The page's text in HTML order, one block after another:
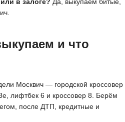
и что
Москвич — городской кроссовер
лифтбек 6 и кроссовер 8. Берём
после ДТП, кредитные и